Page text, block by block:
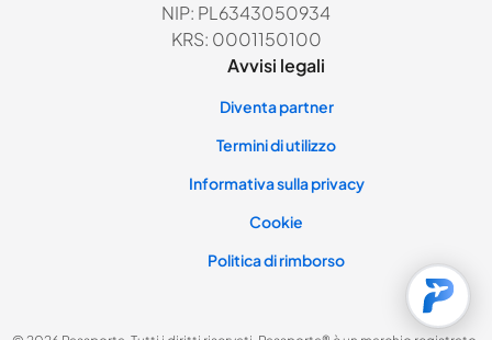
NIP: PL6343050934
KRS: 0001150100
Avvisi legali
Diventa partner
Termini di utilizzo
Informativa sulla privacy
Cookie
Politica di rimborso